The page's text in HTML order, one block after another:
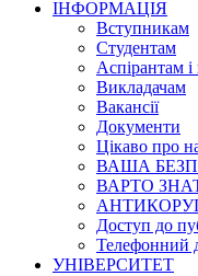
ІНФОРМАЦІЯ
Вступникам
Студентам
Аспірантам
Викладачам
Вакансії
Документи
Цікаво про
ВАША
ВАРТО
Доступ до
Телефонний
УНІВЕРСИТЕТ